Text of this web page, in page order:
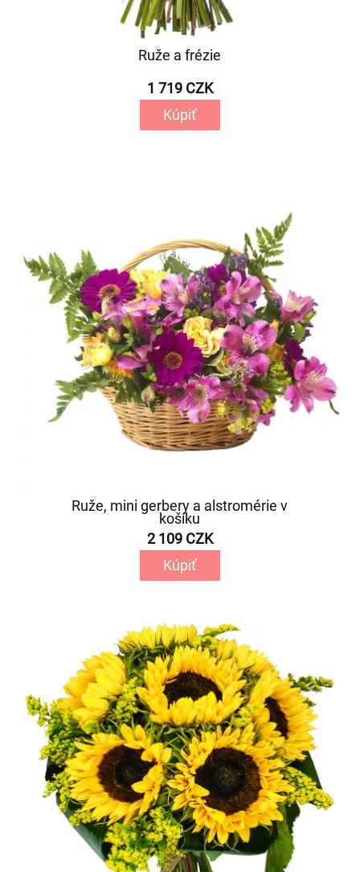
Ruže a frézie
1 719 CZK
Kúpiť
Ruže, mini gerbery a alstromérie v
košíku
2 109 CZK
Kúpiť